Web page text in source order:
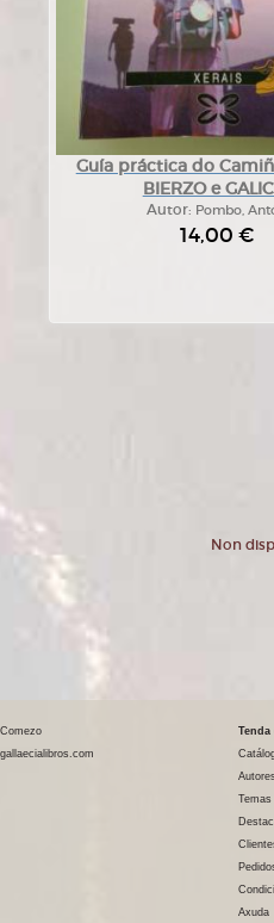
Guía práctica do
BIERZO e
Autor: Pombo,
14,00 €
Non
Comezo
gallaecialibros.com
Autores
Temas
Axuda